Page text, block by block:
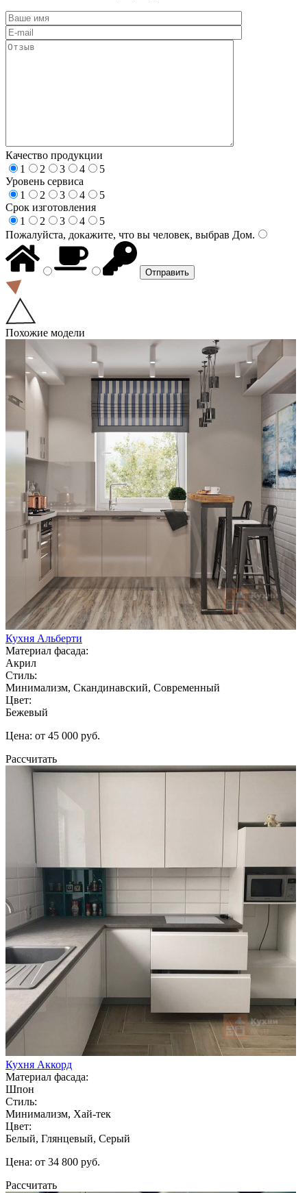
Качество продукции
1
2 3 4
5
Уровень сервиса
1
2 3 4
5
Срок изготовления
1
2 3 4
5
Пожалуйста, докажите, что вы человек, выбрав Дом.
Похожие модели
Кухня Альберти
Материал фасада:
Акрил
Стиль:
Минимализм, Скандинавский, Современный
Цвет:
Бежевый
Цена: от 45 000 руб.
Рассчитать
Кухня Аккорд
Материал фасада:
Шпон
Стиль:
Минимализм, Хай-тек
Цвет:
Белый, Глянцевый, Серый
Цена: от 34 800 руб.
Рассчитать